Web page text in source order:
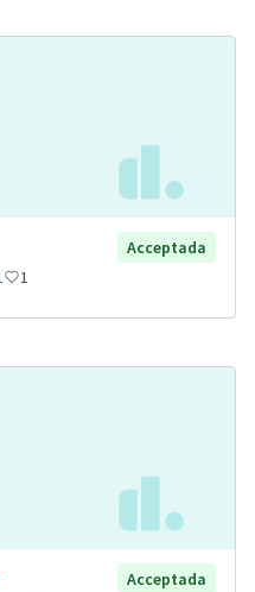
Acceptada
1
Acceptada